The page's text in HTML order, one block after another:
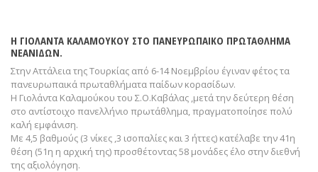
Η ΓΙΟΛΑΝΤΑ ΚΑΛΑΜΟΥΚΟΥ ΣΤΟ ΠΑΝΕΥΡΩΠΑΙΚΟ ΠΡΩΤΑΘΛΗΜΑ
ΝΕΑΝΙΔΩΝ.
Στην Αττάλεια της Τουρκίας από 6-14 Νοεμβρίου έγιναν φέτος τα
πανευρωπαικά πρωταθλήματα παίδων κορασίδων.
Η Γιολάντα Καλαμούκου του Σ.Ο.Καβάλας ,μετά την δεύτερη θέση
στο αντίστοιχο πανελλήνιο πρωτάθλημα, πραγματοποίησε πολύ
καλή εμφάνιση.
Με 4,5 βαθμούς (3 νίκες ,3 ισοπαλίες και 3 ήττες) κατέλαβε την 41η
θέση (51η η αρχική της) προσθέτοντας 58 μονάδες έλο στην διεθνή
της αξιολόγηση.